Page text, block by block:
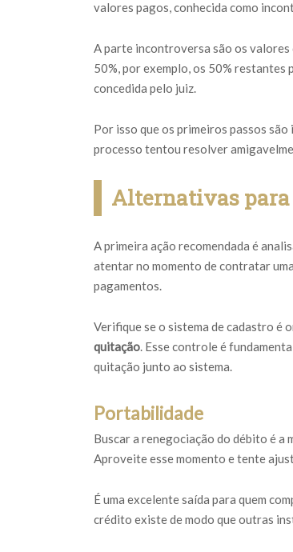
valores pagos, conhecida como
A parte incontroversa são os valores
50%, por exemplo, os 50%
concedida pelo juiz.
Por isso que os primeiros passos
processo tentou resolver
Alternativas
A primeira ação recomendada é
atentar no momento de contratar
pagamentos.
Verifique se o sistema de cadastro é
quitação. Esse controle é
quitação junto ao sistema.
Portabilidade
Buscar a renegociação do débito é
Aproveite esse momento e tente
É uma excelente saída para quem
crédito existe de modo que outras